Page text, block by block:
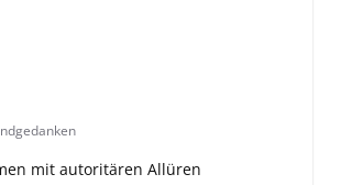
mit autoritären Allüren